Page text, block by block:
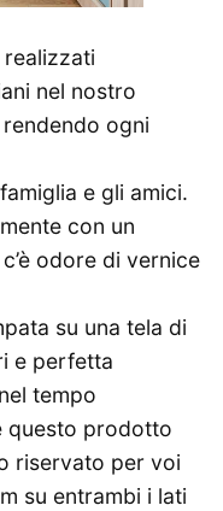
nel nostro
ogni
e gli amici.
con un
odore di vernice
su una tela di
e perfetta
tempo
questo prodotto
riservato per voi
su entrambi i lati